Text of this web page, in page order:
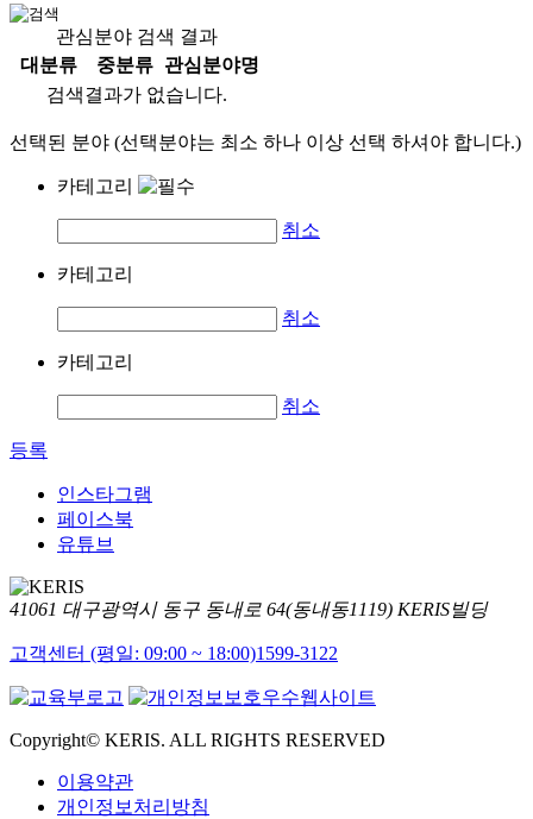
관심분야 검색 결과
대분류
중분류
관심분야명
검색결과가 없습니다.
선택된 분야 (선택분야는 최소 하나 이상 선택 하셔야 합니다.)
카테고리
취소
카테고리
취소
카테고리
취소
등록
인스타그램
페이스북
유튜브
41061 대구광역시 동구 동내로 64(동내동1119) KERIS빌딩
고객센터 (평일: 09:00 ~ 18:00)1599-3122
Copyright© KERIS. ALL RIGHTS RESERVED
이용약관
개인정보처리방침